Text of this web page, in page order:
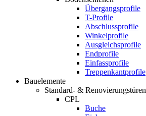
Übergangsprofile
T-Profile
Abschlussprofile
Winkelprofile
Ausgleichsprofile
Endprofile
Einfassprofile
Treppenkantprofile
Bauelemente
Standard- & Renovierungstüren
CPL
Buche